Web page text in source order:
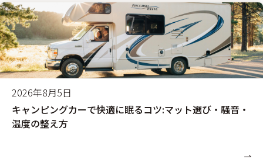
2026年8月5日
キャンピングカーで快適に眠るコツ:マット選び・騒音・
温度の整え方